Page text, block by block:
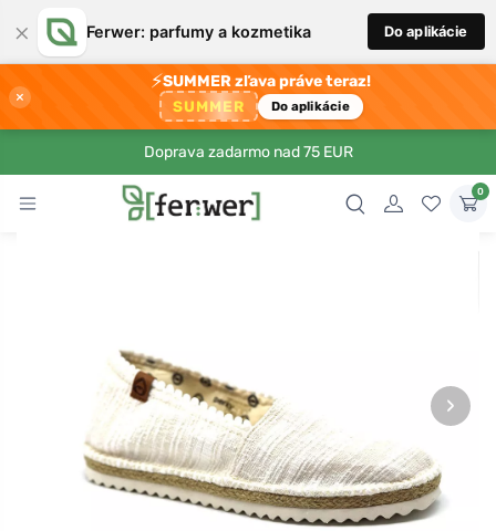
× Ferwer: parfumy a kozmetika Do aplikácie
×
⚡SUMMER zľava práve teraz!
SUMMER Do aplikácie
Doprava zadarmo nad 75 EUR
0
›